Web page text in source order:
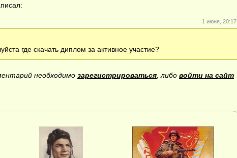
1 июня, 20:17
где скачать диплом за активное участие?
необходимо зарегистрироваться , либо войти на сайт